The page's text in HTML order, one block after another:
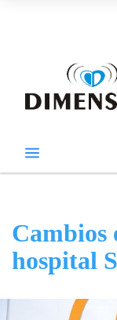
Cambios
hospital